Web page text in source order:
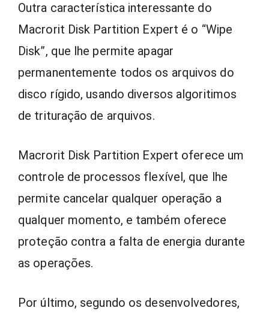
Outra característica interessante do
Macrorit Disk Partition Expert é o “Wipe
Disk”, que lhe permite apagar
permanentemente todos os arquivos do
disco rígido, usando diversos algoritimos
de trituração de arquivos.
Macrorit Disk Partition Expert oferece um
controle de processos flexível, que lhe
permite cancelar qualquer operação a
qualquer momento, e também oferece
proteção contra a falta de energia durante
as operações.
Por último, segundo os desenvolvedores,